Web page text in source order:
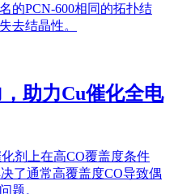
的PCN-600相同的拓扑结
去结晶性。
，助力Cu催化全电
剂上在高CO覆盖度条件
了通常高覆盖度CO导致偶
题。